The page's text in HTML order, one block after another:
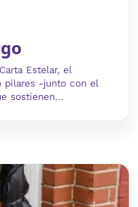
Estelar, el
pilares -junto con el
sostienen...